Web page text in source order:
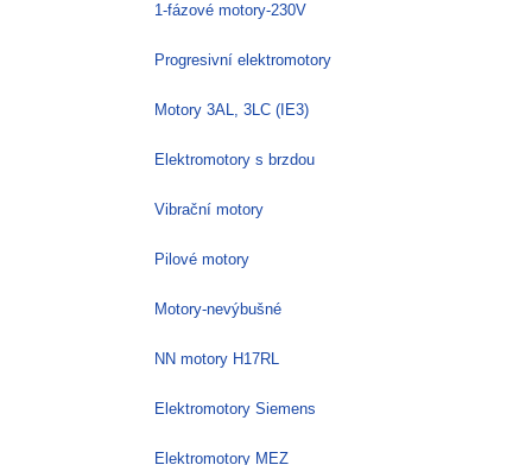
1-fázové motory-230V
Progresivní elektromotory
Motory 3AL, 3LC (IE3)
Elektromotory s brzdou
Vibrační motory
Pilové motory
Motory-nevýbušné
NN motory H17RL
Elektromotory Siemens
Elektromotory MEZ